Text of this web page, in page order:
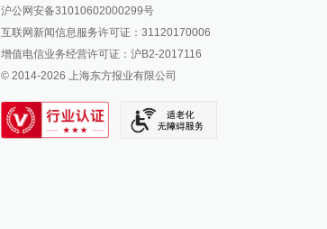
澎湃新闻抖音号
派生万物开放平台
IP SHANGHAI
SIXTH TONE
沪公网安备31010602000299号
互联网新闻信息服务许可证：31120170006
增值电信业务经营许可证：沪B2-2017116
© 2014-2026 上海东方报业有限公司